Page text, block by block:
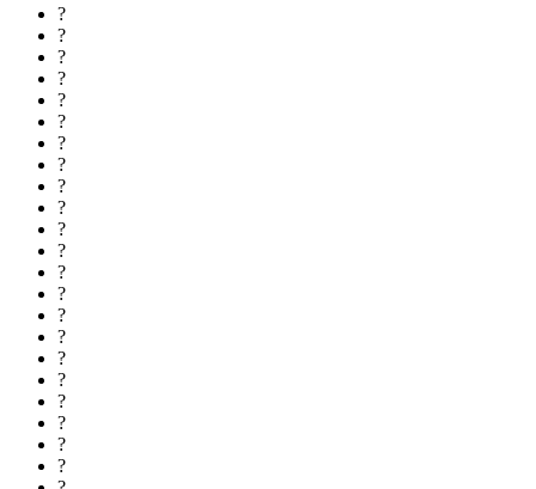
?
?
?
?
?
?
?
?
?
?
?
?
?
?
?
?
?
?
?
?
?
?